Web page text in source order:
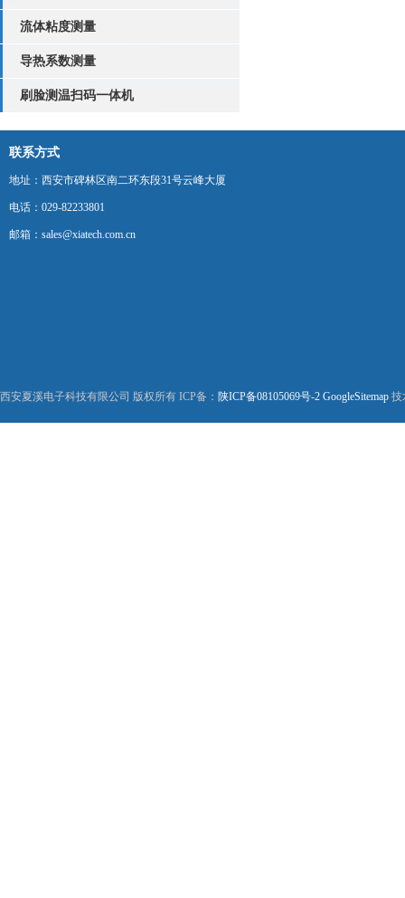
流体粘度测量
导热系数测量
刷脸测温扫码一体机
联系方式
地址：西安市碑林区南二环东段31号云峰大厦
电话：029-82233801
邮箱：sales@xiatech.com.cn
西安夏溪电子科技有限公司 版权所有 ICP备： 陕ICP备08105069号-2 GoogleSitemap 技